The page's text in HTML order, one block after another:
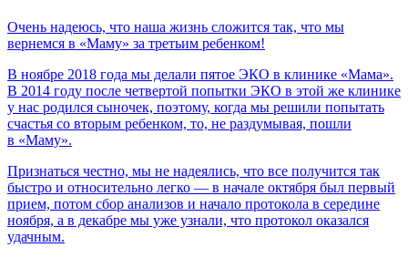
Очень надеюсь, что наша жизнь сложится так, что мы
вернемся в «Маму» за третьим ребенком!
В ноябре 2018 года мы делали пятое ЭКО в клинике «Мама».
В 2014 году после четвертой попытки ЭКО в этой же клинике
у нас родился сыночек, поэтому, когда мы решили попытать
счастья со вторым ребенком, то, не раздумывая, пошли
в «Маму».
Признаться честно, мы не надеялись, что все получится так
быстро и относительно легко — в начале октября был первый
прием, потом сбор анализов и начало протокола в середине
ноября, а в декабре мы уже узнали, что протокол оказался
удачным.